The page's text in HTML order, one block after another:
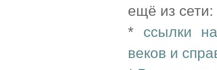
ещё из сети:
* ссылки
веков и